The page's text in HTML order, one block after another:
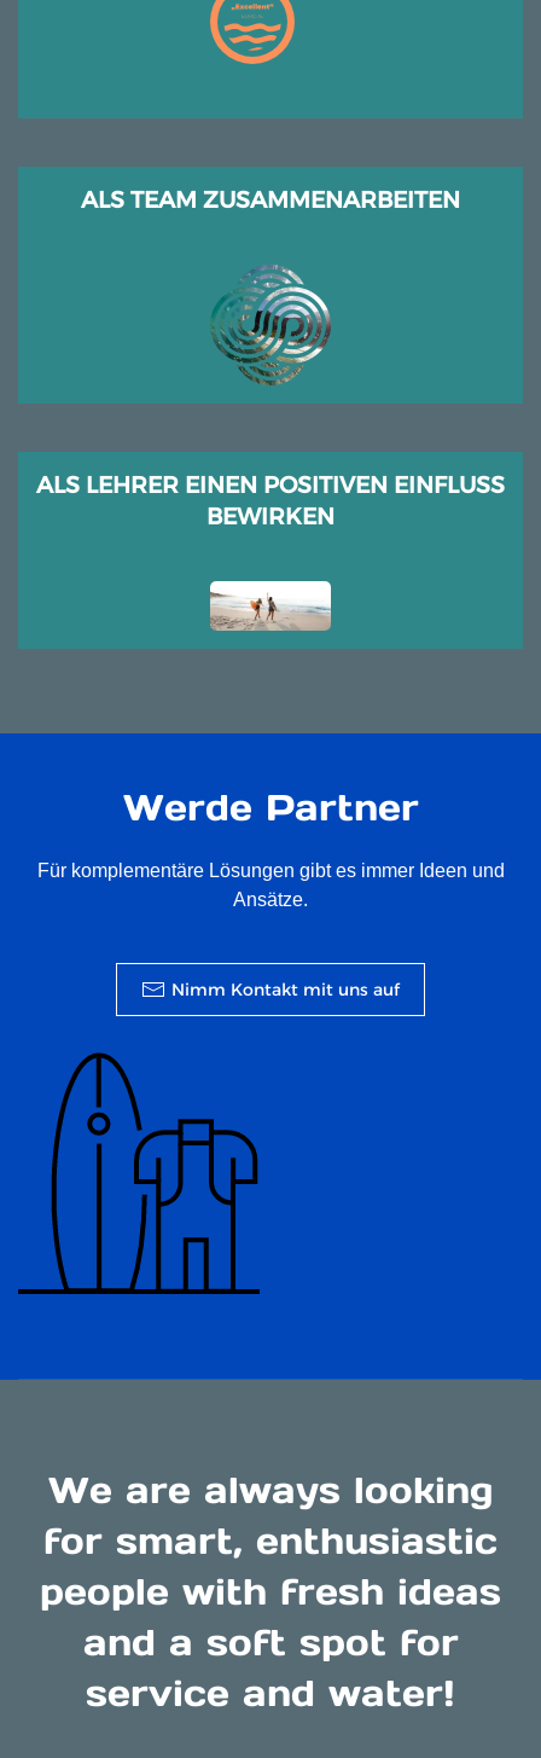
ALS TEAM ZUSAMMENARBEITEN
ALS LEHRER EINEN POSITIVEN EINFLUSS
BEWIRKEN
Werde Partner
Für komplementäre Lösungen gibt es immer Ideen und
Ansätze.
Nimm Kontakt mit uns auf
We are always looking
for smart, enthusiastic
people with fresh ideas
and a soft spot for
service and water!